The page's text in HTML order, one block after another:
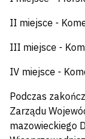
II miejsce -
III miejsce -
IV miejsce -
Podczas
Zarządu
mazowieckiego